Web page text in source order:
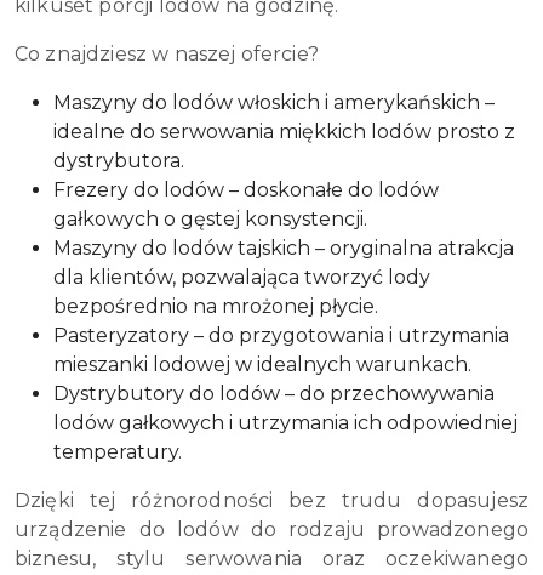
kilkuset porcji lodów na godzinę.
Co znajdziesz w naszej ofercie?
Maszyny do lodów włoskich i amerykańskich –
idealne do serwowania miękkich lodów prosto z
dystrybutora.
Frezery do lodów – doskonałe do lodów
gałkowych o gęstej konsystencji.
Maszyny do lodów tajskich – oryginalna atrakcja
dla klientów, pozwalająca tworzyć lody
bezpośrednio na mrożonej płycie.
Pasteryzatory – do przygotowania i utrzymania
mieszanki lodowej w idealnych warunkach.
Dystrybutory do lodów – do przechowywania
lodów gałkowych i utrzymania ich odpowiedniej
temperatury.
Dzięki tej różnorodności bez trudu dopasujesz
urządzenie do lodów do rodzaju prowadzonego
biznesu, stylu serwowania oraz oczekiwanego